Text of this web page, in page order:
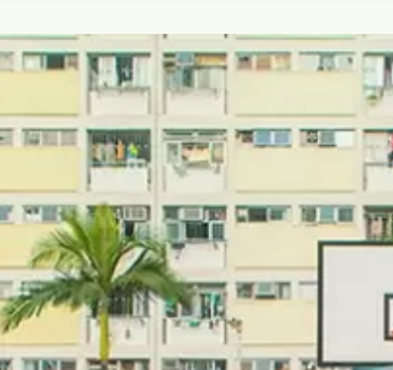
adlandırılacaktır.) tarafından işletilen
edenlerin gizliliğini korumak Kurumumuzun
Kullanımı Politikası (“Politika”), tüm web
tür çerezlerin hangi koşullarda kullanıldığını
Çerezler, bilgisayarınız ya da mobil
tarafından cihazınıza veya ağ
Genellikle ziyaret ettiğiniz internet sitesini
deneyim sunmak, sunulan hizmetleri
kullanılır ve bir internet sitesinde gezinirken
kullanılmasını tercih etmezseniz
engelleyebilirsiniz. Ancak bunun internet
hatırlatmak isteriz. Tarayıcınızdan Çerez
çerez kullanımını kabul ettiğinizi